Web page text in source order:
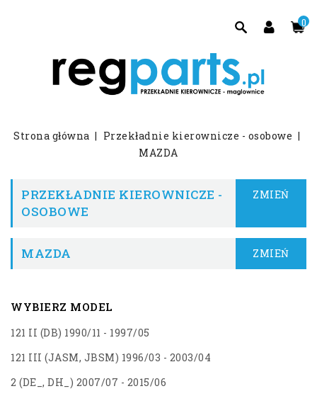
0
Strona główna
Przekładnie kierownicze - osobowe
MAZDA
PRZEKŁADNIE KIEROWNICZE -
OSOBOWE
ZMIEŃ
MAZDA ZMIEŃ
WYBIERZ MODEL
121 II (DB) 1990/11 - 1997/05
121 III (JASM, JBSM) 1996/03 - 2003/04
2 (DE_, DH_) 2007/07 - 2015/06